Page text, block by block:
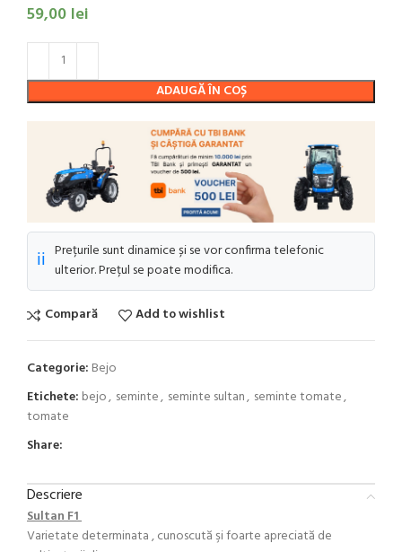
59,00 lei
ADAUGĂ ÎN COȘ
ℹ️ Prețurile sunt dinamice și se vor confirma telefonic
ulterior. Prețul se poate modifica.
Compară Add to wishlist
Categorie: Bejo
Etichete: bejo, seminte, seminte sultan, seminte tomate,
tomate
Share:
Descriere
Sultan F1
Varietate determinata , cunoscută şi foarte apreciată de